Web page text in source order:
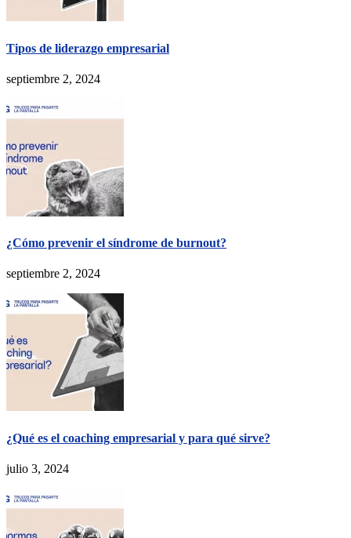
Tipos de liderazgo empresarial
septiembre 2, 2024
¿Cómo prevenir el síndrome de burnout?
septiembre 2, 2024
¿Qué es el coaching empresarial y para qué sirve?
julio 3, 2024